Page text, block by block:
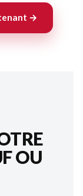
→
OU